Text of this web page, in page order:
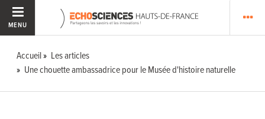
MENU
Accueil
Les articles
Une chouette ambassadrice pour le Musée d'histoire naturelle